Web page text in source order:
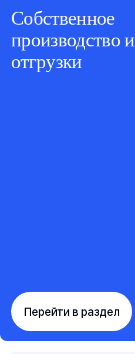
Собственное
производство и
отгрузки
Перейти в раздел